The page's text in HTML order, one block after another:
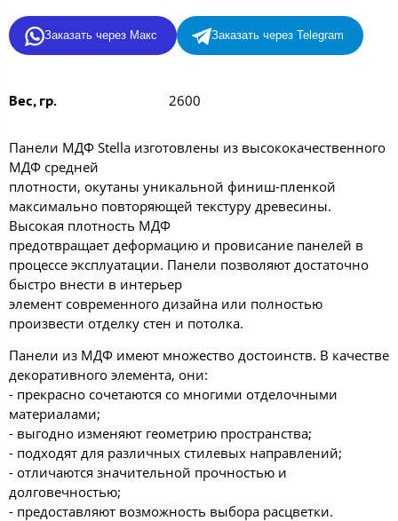
Заказать через Макс Заказать через Telegram
Вес, гр. 2600
Панели МДФ Stella изготовлены из высококачественного
МДФ средней
плотности, окутаны уникальной финиш-пленкой
максимально повторяющей текстуру древесины.
Высокая плотность МДФ
предотвращает деформацию и провисание панелей в
процессе эксплуатации. Панели позволяют достаточно
быстро внести в интерьер
элемент современного дизайна или полностью
произвести отделку стен и потолка.
Панели из МДФ имеют множество достоинств. В качестве
декоративного элемента, они:
- прекрасно сочетаются со многими отделочными
материалами;
- выгодно изменяют геометрию пространства;
- подходят для различных стилевых направлений;
- отличаются значительной прочностью и
долговечностью;
- предоставляют возможность выбора расцветки.